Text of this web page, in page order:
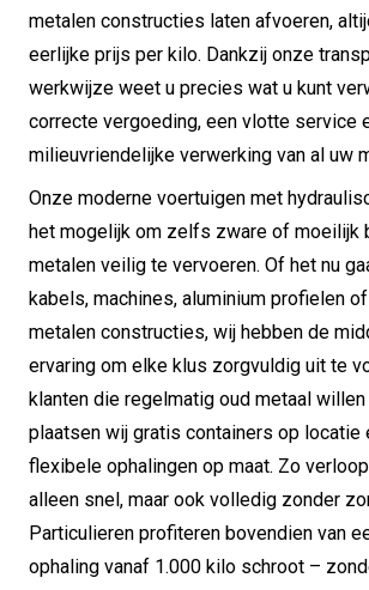
metalen constructies laten afvoeren,
eerlijke prijs per kilo. Dankzij onze
werkwijze weet u precies wat u kunt
correcte vergoeding, een vlotte service
milieuvriendelijke verwerking van al uw
Onze moderne voertuigen met
het mogelijk om zelfs zware of moeilijk
metalen veilig te vervoeren. Of het nu
kabels, machines, aluminium profielen
metalen constructies, wij hebben de
ervaring om elke klus zorgvuldig uit te
klanten die regelmatig oud metaal
plaatsen wij gratis containers op locatie
flexibele ophalingen op maat. Zo
alleen snel, maar ook volledig zonder
Particulieren profiteren bovendien van
ophaling vanaf 1.000 kilo schroot –